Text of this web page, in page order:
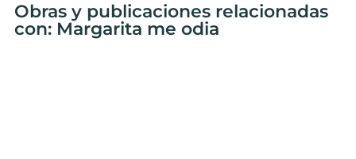
Obras y publicaciones relacionadas
con: Margarita me odia